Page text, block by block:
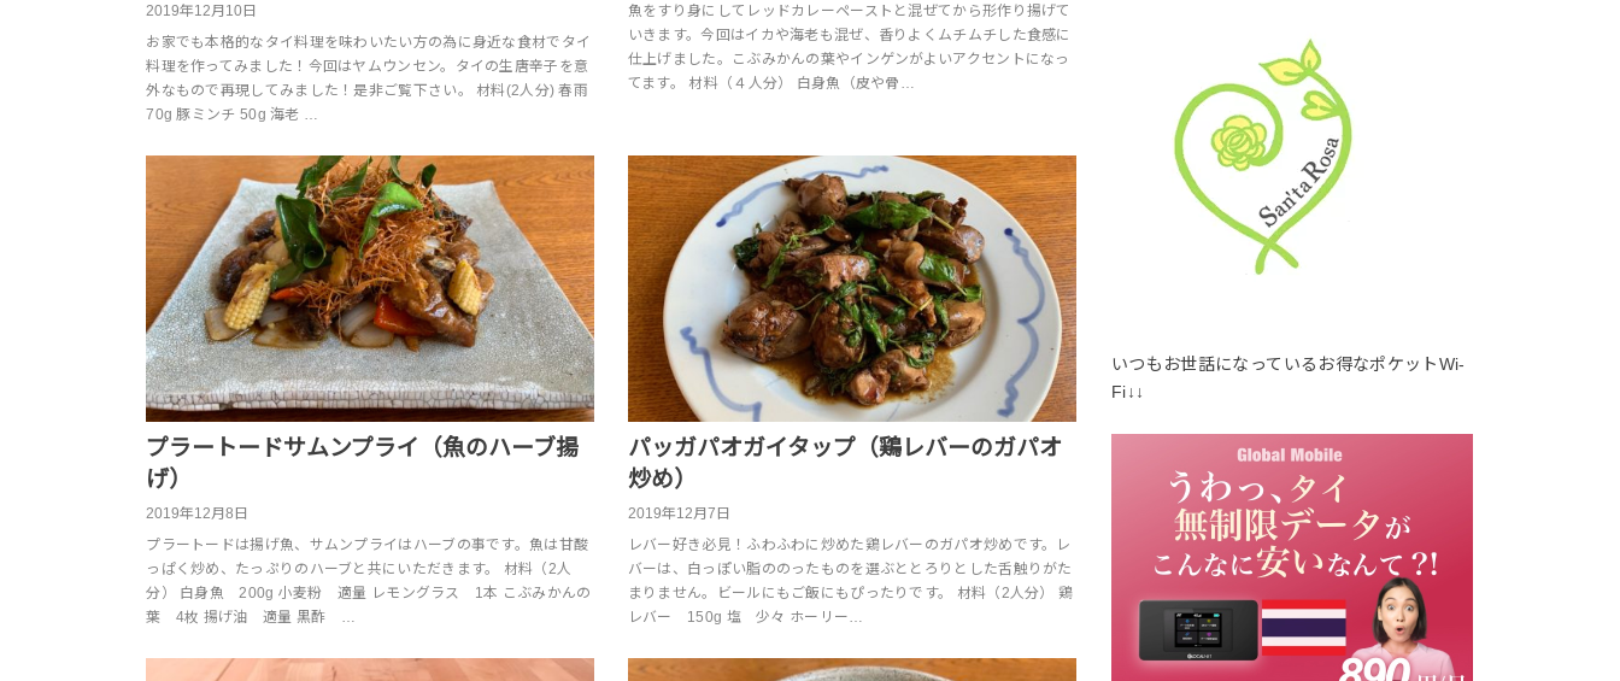
2019年12月10日
お家でも本格的なタイ料理を味わいたい方の為に身近な食材でタイ
料理を作ってみました！今回はヤムウンセン。タイの生唐辛子を意
外なもので再現してみました！是非ご覧下さい。 材料(2人分) 春雨
70g 豚ミンチ 50g 海老 …
魚をすり身にしてレッドカレーペーストと混ぜてから形作り揚げて
いきます。今回はイカや海老も混ぜ、香りよくムチムチした食感に
仕上げました。こぶみかんの葉やインゲンがよいアクセントになっ
てます。 材料（４人分） 白身魚（皮や骨…
プラートードサムンプライ（魚のハーブ揚
げ）
2019年12月8日
プラートードは揚げ魚、サムンプライはハーブの事です。魚は甘酸
っぱく炒め、たっぷりのハーブと共にいただきます。 材料（2人
分） 白身魚 200g 小麦粉 適量 レモングラス 1本 こぶみかんの
葉 4枚 揚げ油 適量 黒酢 …
パッガパオガイタップ（鶏レバーのガパオ
炒め）
2019年12月7日
レバー好き必見！ふわふわに炒めた鶏レバーのガパオ炒めです。レ
バーは、白っぽい脂ののったものを選ぶととろりとした舌触りがた
まりません。ビールにもご飯にもぴったりです。 材料（2人分） 鶏
レバー 150g 塩 少々 ホーリー…
いつもお世話になっているお得なポケットWi-
Fi↓↓